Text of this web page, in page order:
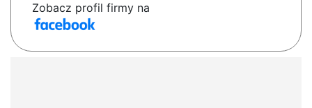
Zobacz profil firmy na